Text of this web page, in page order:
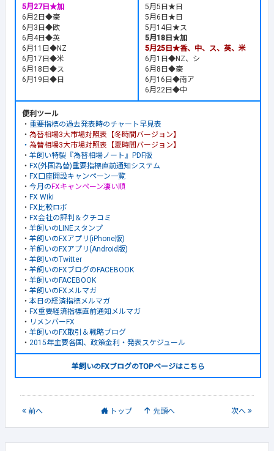
5月27日★加
6月2日◆豪
6月3日◆欧
6月4日◆英
6月11日◆NZ
6月17日◆米
6月18日◆ス
6月19日◆日
5月5日★日
5月6日★日
5月14日★ス
5月18日★加
5月25日★香、中、ス、英、米
6月1日◆NZ、シ
6月8日◆豪
6月16日◆南ア
6月22日◆中
便利ツール
・ 重要指標の過去発表時のチャート早見表
・ 為替相場3大市場対照表【冬時間バージョン】
・ 為替相場3大市場対照表【夏時間バージョン】
・ 羊飼い特製『為替相場ノート』PDF版
・ FX(外国為替)重要指標直前通知システム
・ FX口座開設キャンペーン一覧
・ 今月の FXキャンペーン凄い順
・ FX Wiki
・ FX比較ロボ
・ FX会社の評判＆クチコミ
・ 羊飼いのLINEスタンプ
・ 羊飼いのFXアプリ(iPhone版)
・ 羊飼いのFXアプリ(Android版)
・ 羊飼いのTwitter
・ 羊飼いのFXブログのFACEBOOK
・ 羊飼いのFACEBOOK
・ 羊飼いのFXメルマガ
・ 本日の経済指標メルマガ
・ FX重要経済指標直前通知メルマガ
・ リメンバーFX
・ 羊飼いのFX取引＆戦略ブログ
・ 2015年主要各国、政策金利・発表スケジュール
羊飼いのFXブログのTOPページはこちら
前へ トップ 先頭へ 次へ